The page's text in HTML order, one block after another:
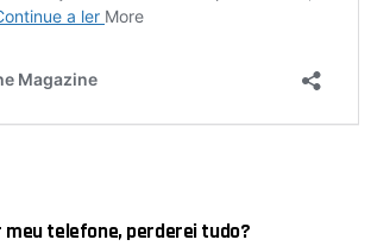
meu telefone, perderei tudo?